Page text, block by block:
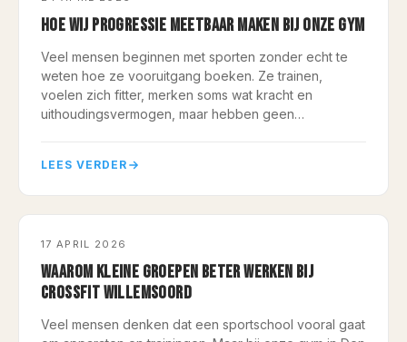
HOE WIJ PROGRESSIE MEETBAAR MAKEN BIJ ONZE GYM
Veel mensen beginnen met sporten zonder echt te
weten hoe ze vooruitgang boeken. Ze trainen,
voelen zich fitter, merken soms wat kracht en
uithoudingsvermogen, maar hebben geen…
LEES VERDER
17 APRIL 2026
WAAROM KLEINE GROEPEN BETER WERKEN BIJ
CROSSFIT WILLEMSOORD
Veel mensen denken dat een sportschool vooral gaat